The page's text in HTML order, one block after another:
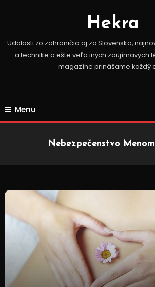
Hekra
Udalosti zo zahraničia aj zo Slovenska,
a technike a ešte veľa iných zaujímavých
magazíne prinášame každý
Menu
Nebezpečenstvo